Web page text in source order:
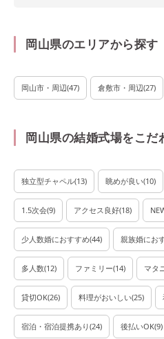
岡山県のエリアから探す
岡山市・周辺(47) 倉敷市・周辺(27)
岡山県の結婚式場をこだ
独立型チャペル(13) 眺めが良い(10)
1.5次会(9) アクセス良好(18)
少人数婚におすすめ(44) 親族婚にお
多人数(12) ファミリー(14) マタ
貸切OK(26) 料理がおいしい(25)
宿泊・宿泊提携あり(24) 後払いOK(9)